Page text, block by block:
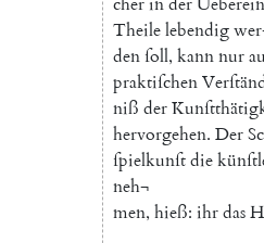
Theilelebendig
denſoll, kannnur
praktiſchen
niß der
hervorgehen. Der
ſpielkunſtdie
neh¬
men, hieß: ihrdas